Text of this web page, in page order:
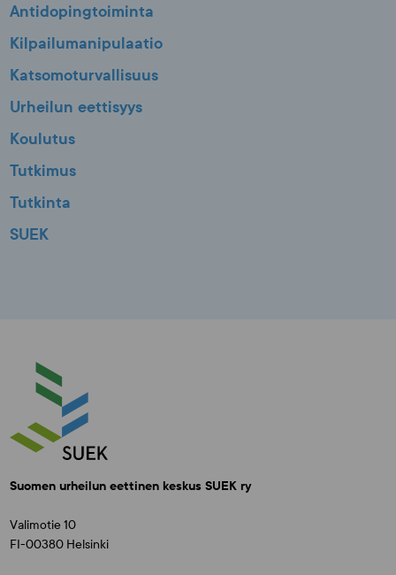
Antidopingtoiminta
Kilpailumanipulaatio
Katsomoturvallisuus
Urheilun eettisyys
Koulutus
Tutkimus
Tutkinta
SUEK
Suomen urheilun eettinen keskus SUEK ry
Valimotie 10
FI-00380 Helsinki